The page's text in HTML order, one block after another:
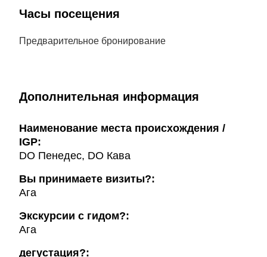
Часы посещения
Предварительное бронирование
Дополнительная информация
Наименование места происхождения /
IGP:
DO Пенедес, DO Кава
Вы принимаете визиты?:
Ага
Экскурсии с гидом?:
Ага
дегустация?: